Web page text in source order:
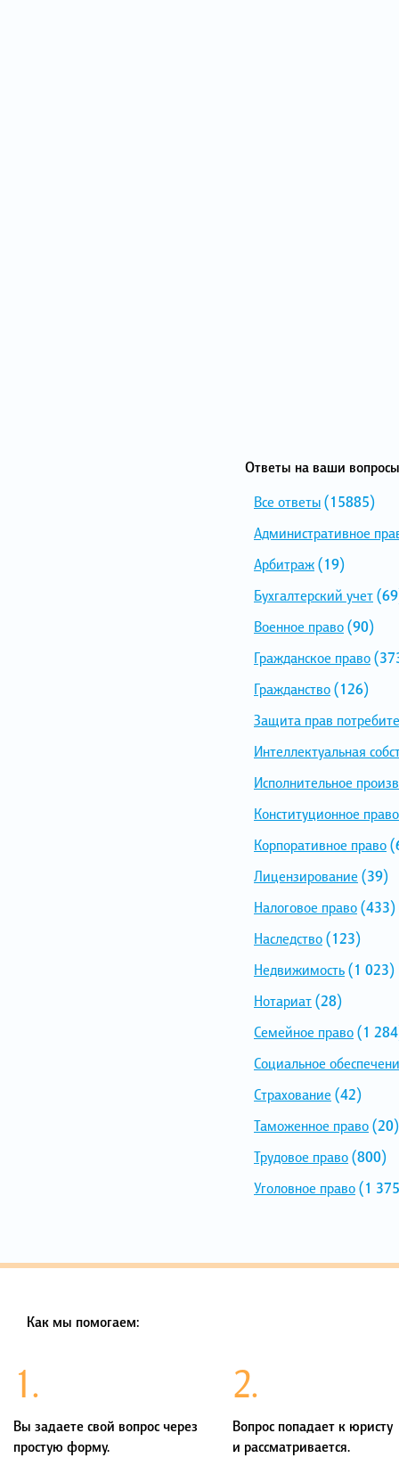
Ответы на ваши
Все ответы(15885)
Административное
Арбитраж(19)
Бухгалтерский учет
Военное право(90)
Гражданское право
Гражданство(126)
Защита прав
Интеллектуальная
Исполнительное
Конституционное право
Корпоративное право
Лицензирование (39)
Налоговое право(433)
Наследство(123)
Недвижимость(1 023)
Нотариат(28)
Семейное право(1
Социальное
Страхование (42)
Таможенное право(20)
Трудовое право(800)
Уголовное право(1
Как мы помогаем:
1.
Вы задаете свой вопрос через
простую форму.
2.
Вопрос попадает к юристу
и рассматривается.